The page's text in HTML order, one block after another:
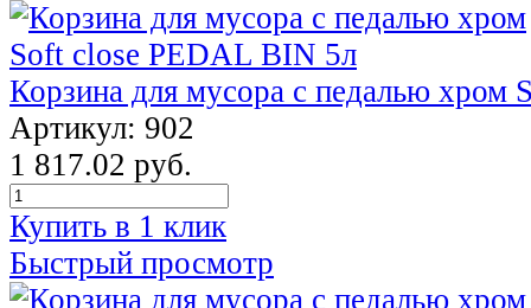
Корзина для мусора с педалью
Артикул: 902
1 817.02 руб.
Купить в 1 клик
Быстрый просмотр